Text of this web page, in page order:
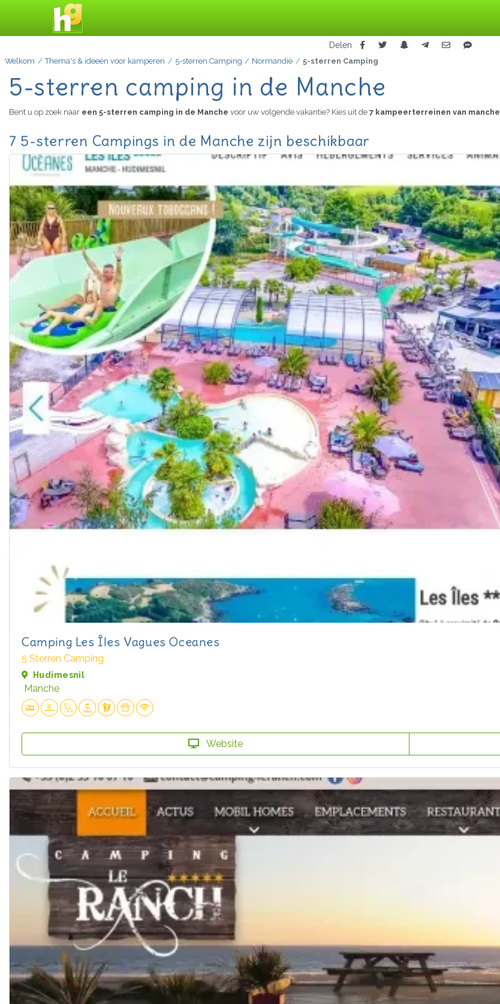
Delen
Welkom Thema's & ideeën voor kamperen 5-sterren Camping Normandië 5-sterren Camping
5-sterren camping in de Manche
Bent u op zoek naar een 5-sterren camping in de Manche voor uw volgende vakantie? Kies uit de 7 kampeerterreinen van manche
7 5-sterren Campings in de Manche zijn beschikbaar
Camping Les Îles Vagues Oceanes
5 Sterren Camping
Hudimesnil
Manche
Website